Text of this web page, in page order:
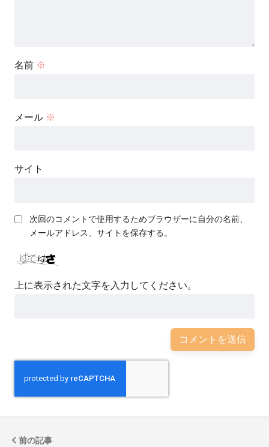
名前 ※
メール ※
サイト
次回のコメントで使用するためブラウザーに自分の名前、
メールアドレス、サイトを保存する。
上に表示された文字を入力してください。
前の記事